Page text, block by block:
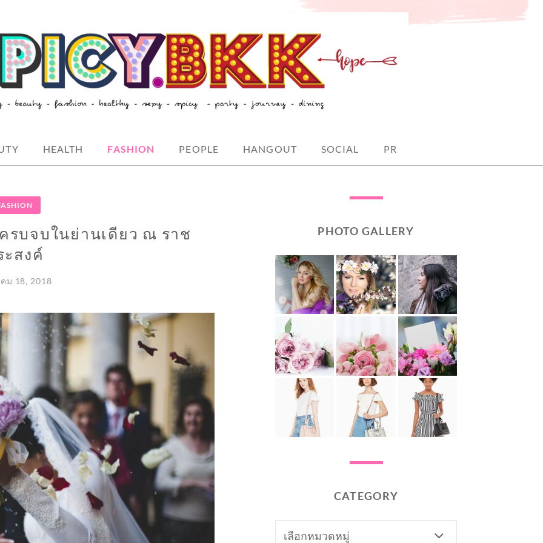
HEALTH FASHION PEOPLE HANGOUT SOCIAL PR
รบจบในย่านเดียว ณ ราช
ะสงค์
ม 18, 2018
PHOTO GALLERY
CATEGORY